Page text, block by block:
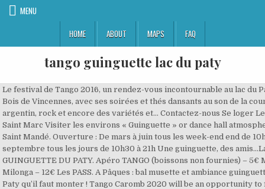
MENU
HOME
ABOUT MAPS FAQ
tango guinguette lac du paty
Le festival de Tango 2016, un rendez-vous incontournable au lac du
Bois de Vincennes, avec ses soirées et thés dansants au son de la
argentin, rock et encore des variétés et… Contactez-nous Se loger Le
Saint Marc Visiter les environs « Guinguette » or dance hall
Saint Mandé. Ouverture : De mars à juin tous les week-end end de
septembre tous les jours de 10h30 à 21h Une guinguette, des
GUINGUETTE DU PATY. Apéro TANGO (boissons non fournies) – 5€
Milonga – 12€ Les PASS. A Pâques : bal musette et ambiance
Paty qu’il faut monter ! Tango Caromb 2020 will be an opportunity